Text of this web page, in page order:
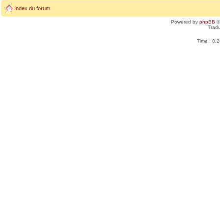
Index du forum
Powered by phpBB
Time :